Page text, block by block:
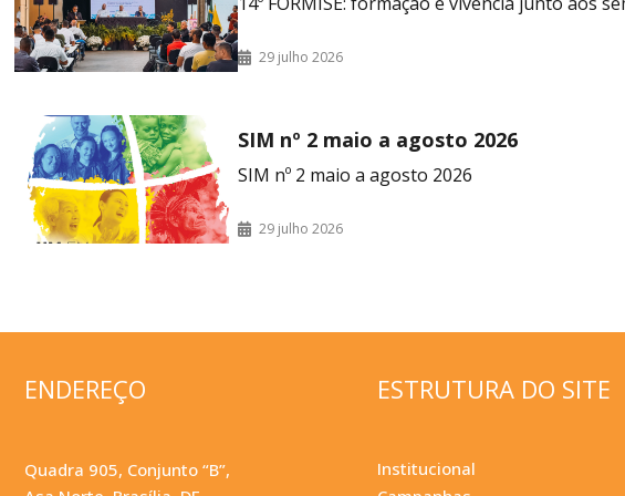
29 julho 2026
SIM nº 2 maio a agosto 2026
SIM nº 2 maio a agosto 2026
29 julho 2026
ENDEREÇO
Quadra 905, Conjunto “B”,
ESTRUTURA DO SITE
Institucional